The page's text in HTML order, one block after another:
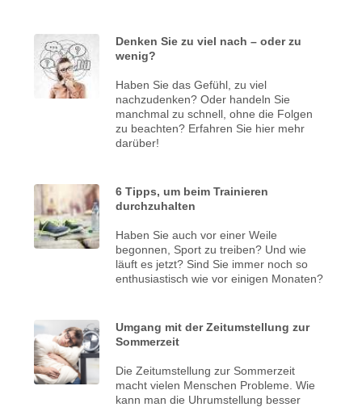
Denken Sie zu viel nach – oder zu
wenig?
Haben Sie das Gefühl, zu viel
nachzudenken? Oder handeln Sie
manchmal zu schnell, ohne die Folgen
zu beachten? Erfahren Sie hier mehr
darüber!
6 Tipps, um beim Trainieren
durchzuhalten
Haben Sie auch vor einer Weile
begonnen, Sport zu treiben? Und wie
läuft es jetzt? Sind Sie immer noch so
enthusiastisch wie vor einigen Monaten?
Umgang mit der Zeitumstellung zur
Sommerzeit
Die Zeitumstellung zur Sommerzeit
macht vielen Menschen Probleme. Wie
kann man die Uhrumstellung besser